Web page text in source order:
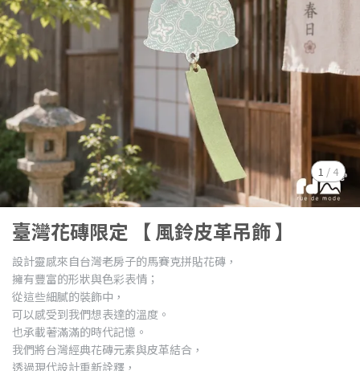
1 / 4
臺灣花磚限定 【 風鈴皮革吊飾 】
設計靈感來自台灣老房子的馬賽克拼貼花磚，
擁有豐富的形狀與色彩表情；
從這些細膩的裝飾中，
可以感受到我們想表達的溫度。
也承載著滿滿的時代記憶。
我們將台灣經典花磚元素與皮革結合，
透過現代設計重新詮釋，